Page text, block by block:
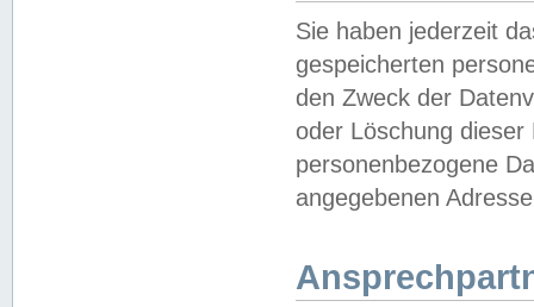
Sie haben jederzeit
gespeicherten
den Zweck der
oder Löschung
personenbezogene
angegebenen